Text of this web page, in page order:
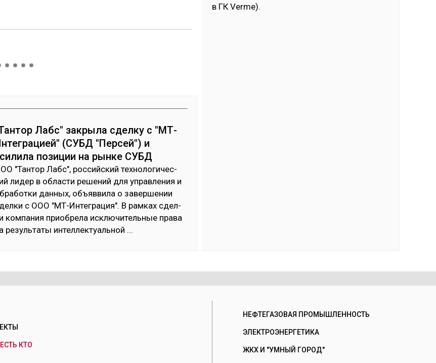
Лабс" закрыла сделку с "МТ-
(СУБД "Персей") и
позиции на рынке СУБД
"Тан­тор Лабс", рос­сий­ский тех­но­логи­чес­
ли­дер в об­лас­ти ре­шений для уп­рав­ле­ния и
дан­ных, объ­яв­ви­ла о за­вер­ше­нии
с ООО "МТ-Ин­тег­ра­ция". В рам­ках сдел­
ком­па­ния приоб­ре­ла ис­клю­читель­ные пра­ва
ре­зуль­та­ты ин­тел­лек­туаль­ной ...
в ГК Verme).
КТО
НЕФТЕГАЗОВАЯ ПРОМЫШЛЕННОСТЬ
ЭЛЕКТРОЭНЕРГЕТИКА
ЖКХ И "УМНЫЙ ГОРОД"